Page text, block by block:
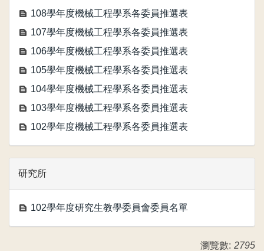
108學年度機械工程學系各委員推選表
107學年度機械工程學系各委員推選表
106學年度機械工程學系各委員推選表
105學年度機械工程學系各委員推選表
104學年度機械工程學系各委員推選表
103學年度機械工程學系各委員推選表
102學年度機械工程學系各委員推選表
研究所
102學年度研究生教學委員會委員名單
瀏覽數: 2795